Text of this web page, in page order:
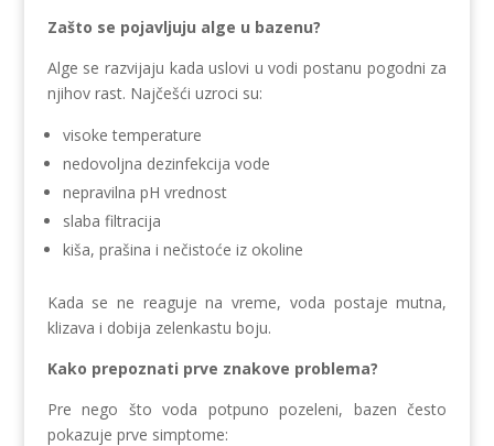
Zašto se pojavljuju alge u bazenu?
Alge se razvijaju kada uslovi u vodi postanu pogodni za
njihov rast. Najčešći uzroci su:
visoke temperature
nedovoljna dezinfekcija vode
nepravilna pH vrednost
slaba filtracija
kiša, prašina i nečistoće iz okoline
Kada se ne reaguje na vreme, voda postaje mutna,
klizava i dobija zelenkastu boju.
Kako prepoznati prve znakove problema?
Pre nego što voda potpuno pozeleni, bazen često
pokazuje prve simptome: